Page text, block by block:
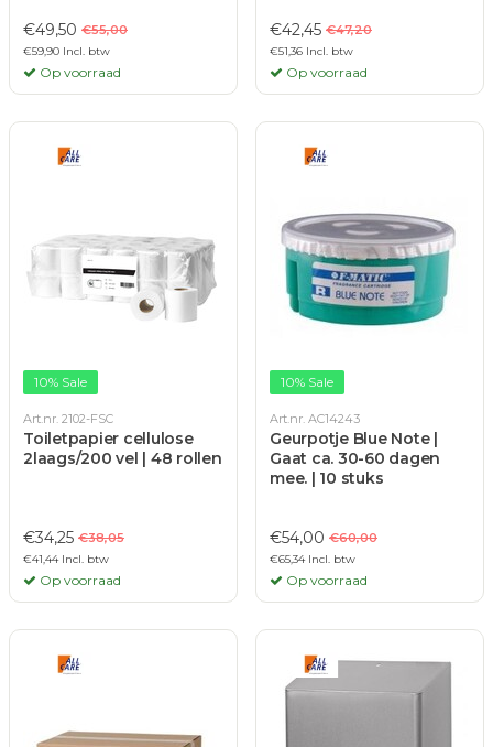
€49,50 €55,00
€59,90 Incl. btw
Op voorraad
€42,45 €47,20
€51,36 Incl. btw
Op voorraad
10% Sale
Art.nr. 2102-FSC
Toiletpapier cellulose
2laags/200 vel | 48 rollen
€34,25 €38,05
€41,44 Incl. btw
Op voorraad
10% Sale
Art.nr. AC14243
Geurpotje Blue Note |
Gaat ca. 30-60 dagen
mee. | 10 stuks
€54,00 €60,00
€65,34 Incl. btw
Op voorraad